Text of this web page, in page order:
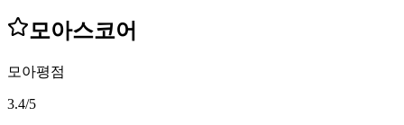
모아스코어
모아평점
3.4/5